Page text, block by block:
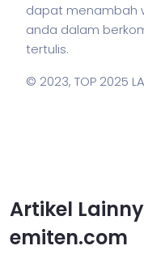
dapat menambah
anda dalam
tertulis.
© 2023, TOP 2025
Artikel
emiten.com